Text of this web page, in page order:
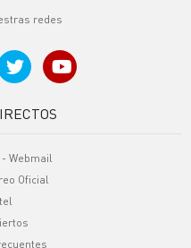
redes
Webmail
Oficial